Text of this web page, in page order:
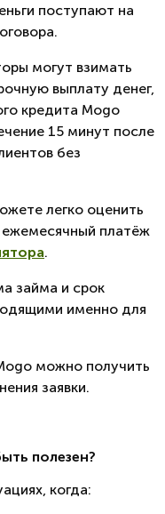
поступают на
могут взимать
выплату денег,
кредита Mogo
15 минут после
без
легко оценить
платёж
.
займа и срок
именно для
можно получить
заявки.
полезен?
когда: